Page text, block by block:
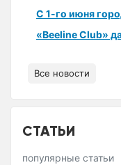
С 1-го июня
«Beeline Club»
Все новости
СТАТЬИ
популярные статьи